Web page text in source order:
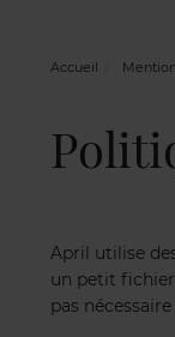
Accueil
April utilise
un petit fichier
pas